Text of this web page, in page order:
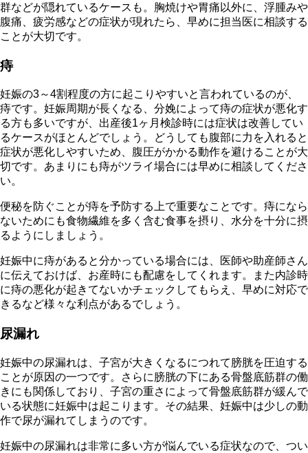
群などが隠れているケースも。胸焼けや胃痛以外に、浮腫みや
腹痛、疲労感などの症状が現れたら、早めに担当医に相談する
ことが大切です。
痔
妊娠の3～4割程度の方に起こりやすいと言われているのが、
痔です。妊娠周期が長くなる、分娩によって痔の症状が悪化す
る方も多いですが、出産後1ヶ月検診時には症状は改善してい
るケースがほとんどでしょう。どうしても腹部に力を入れると
症状が悪化しやすいため、腹圧がかかる動作を避けることが大
切です。あまりにも痔がツライ場合には早めに相談してくださ
い。
便秘を防ぐことが痔を予防する上で重要なことです。痔になら
ないためにも食物繊維を多く含む食事を摂り、水分を十分に摂
るようにしましょう。
妊娠中に痔があると分かっている場合には、医師や助産師さん
に伝えておけば、お産時にも配慮をしてくれます。また内診時
に痔の悪化が起きてないかチェックしてもらえ、早めに対応で
きるなど様々な利点があるでしょう。
尿漏れ
妊娠中の尿漏れは、子宮が大きくなるにつれて膀胱を圧迫する
ことが原因の一つです。さらに膀胱の下にある骨盤底筋群の働
きにも関係しており、子宮の重さによって骨盤底筋群が緩んで
いる状態に妊娠中は起こります。その結果、妊娠中は少しの動
作で尿が漏れてしまうのです。
妊娠中の尿漏れは非常に多い方が悩んでいる症状なので、つい